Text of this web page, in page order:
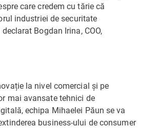
care credem cu tărie că
industriei de securitate
Bogdan Irina, COO,
la nivel comercial și pe
mai avansate tehnici de
echipa Mihaelei Păun se va
business-ului de consumer